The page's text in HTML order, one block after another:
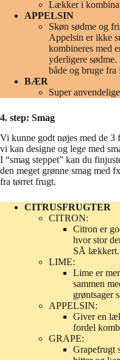
Lækker i
APPELSIN
Skøn sødme og
Appelsin er ikke
kombineres med
yderligere
både og bruge fra
BÆR
Super
4. step: Smag
Vi kunne godt nøjes med de 3
vi kan designe og lege med
I “smag steppet” kan du
den meget grønne smag med
fra tørret frugt.
CITRUSFRUGTER
CITRON:
Citron er
hvor stor
SÅ lækkert.
LIME:
Lime er
sammen
grøntsager
APPELSIN:
Giver en
fordel
GRAPE:
Grapefrugt